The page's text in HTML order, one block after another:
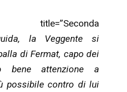
la Veggente si
di Fermat, capo dei
bene attenzione a
possibile contro di lui